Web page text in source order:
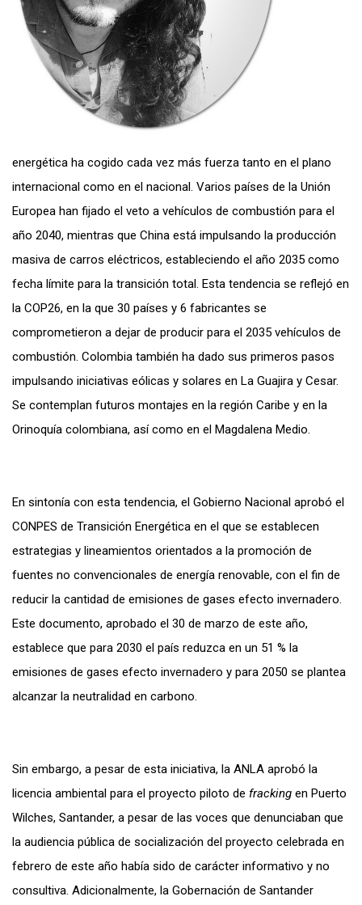
energética ha cogido cada vez más fuerza tanto en el plano
internacional como en el nacional. Varios países de la Unión
Europea han fijado el veto a vehículos de combustión para el
año 2040, mientras que China está impulsando la producción
masiva de carros eléctricos, estableciendo el año 2035 como
fecha límite para la transición total. Esta tendencia se reflejó en
la COP26, en la que 30 países y 6 fabricantes se
comprometieron a dejar de producir para el 2035 vehículos de
combustión. Colombia también ha dado sus primeros pasos
impulsando iniciativas eólicas y solares en La Guajira y Cesar.
Se contemplan futuros montajes en la región Caribe y en la
Orinoquía colombiana, así como en el Magdalena Medio.
En sintonía con esta tendencia, el Gobierno Nacional aprobó el
CONPES de Transición Energética en el que se establecen
estrategias y lineamientos orientados a la promoción de
fuentes no convencionales de energía renovable, con el fin de
reducir la cantidad de emisiones de gases efecto invernadero.
Este documento, aprobado el 30 de marzo de este año,
establece que para 2030 el país reduzca en un 51 % la
emisiones de gases efecto invernadero y para 2050 se plantea
alcanzar la neutralidad en carbono.
Sin embargo, a pesar de esta iniciativa, la ANLA aprobó la
licencia ambiental para el proyecto piloto de fracking en Puerto
Wilches, Santander, a pesar de las voces que denunciaban que
la audiencia pública de socialización del proyecto celebrada en
febrero de este año había sido de carácter informativo y no
consultiva. Adicionalmente, la Gobernación de Santander